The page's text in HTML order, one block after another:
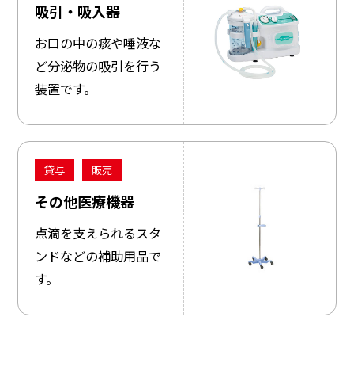
吸引・吸入器
お口の中の痰や唾液な
ど分泌物の吸引を行う
装置です。
貸与 販売
その他医療機器
点滴を支えられるスタ
ンドなどの補助用品で
す。